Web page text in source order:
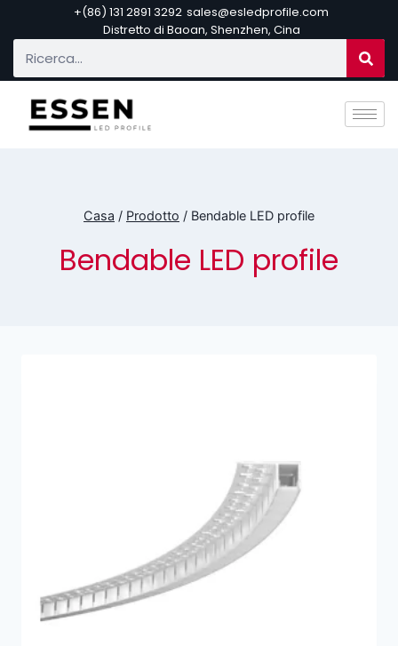
+(86) 131 2891 3292 sales@esledprofile.com
Distretto di Baoan, Shenzhen, Cina
Casa / Prodotto / Bendable LED profile
Bendable LED profile